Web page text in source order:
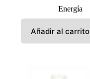
Energía
Añadir al carrito